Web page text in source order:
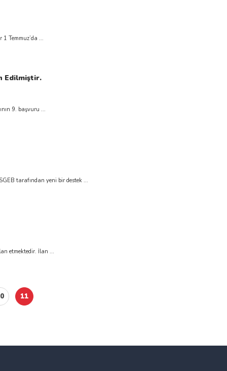
Temmuz’da ...
Edilmiştir.
9. başvuru ...
tarafından yeni bir destek ...
etmektedir. İlan ...
11